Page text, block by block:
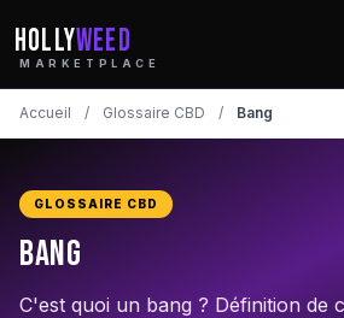
HOLLYWEED
MARKETPLACE
Accueil / Glossaire CBD / Bang
GLOSSAIRE CBD
Bang
C'est quoi un bang ? Définition de